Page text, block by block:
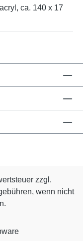
ca. 140 x 17
zzgl.
wenn nicht